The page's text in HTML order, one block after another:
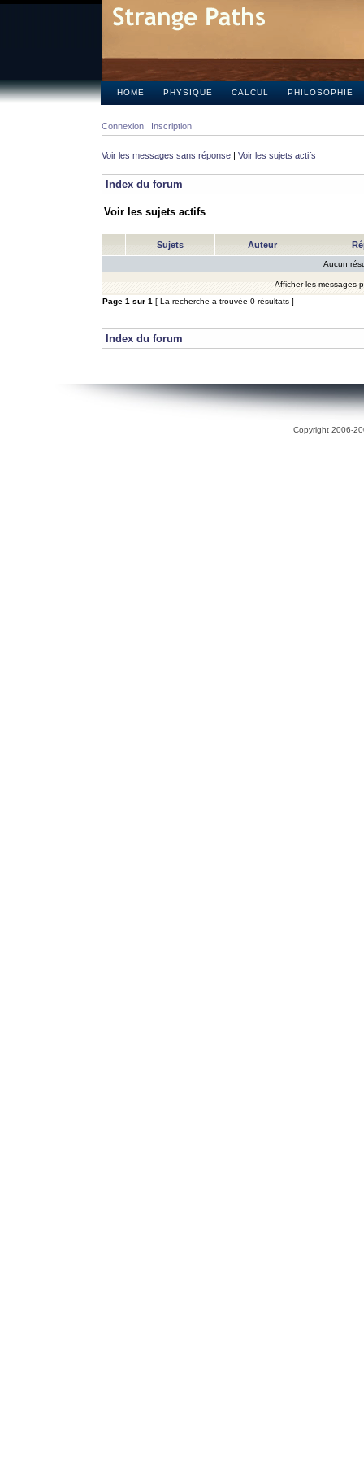
HOME PHYSIQUE CALCUL PHILOSOPHIE
Connexion Inscription
Voir les messages sans réponse | Voir les sujets actifs
Index du forum
Voir les sujets actifs
Sujets Auteur
Aucun
Afficher les messages
Page 1 sur 1 [ La recherche a trouvée 0 résultats ]
Index du forum
Copyright 2006-